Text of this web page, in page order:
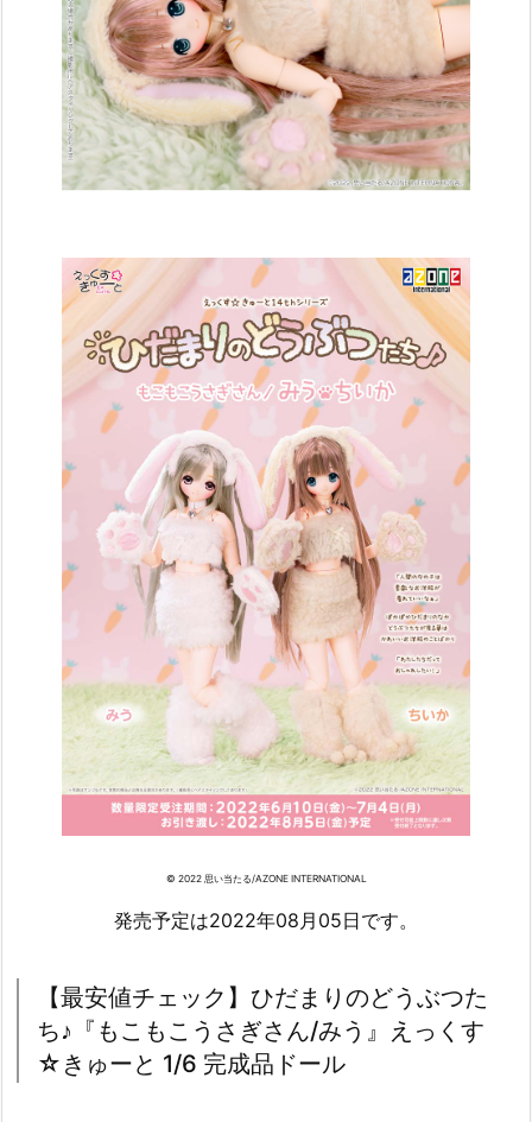
© 2022 思い当たる/AZONE INTERNATIONAL
発売予定は2022年08月05日です。
【最安値チェック】ひだまりのどうぶつた
ち♪『もこもこうさぎさん/みう』えっくす
☆きゅーと 1/6 完成品ドール